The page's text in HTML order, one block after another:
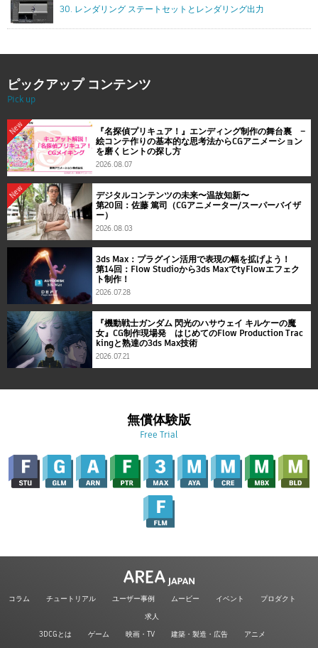
30. レンダリング ステートセットとレンダリング出力
ピックアップ コンテンツ
Pick up
New
『名探偵プリキュア！』エンディング制作の舞台裏 ―
絵コンテ作りの基本的な思考法からCGアニメーション
を磨くヒントの探し方
2026.08.07
New
デジタルコンテンツの未来〜温故知新〜
第20回：佐藤 篤司（CGアニメーター/スーパーバイザ
ー）
2026.08.03
3ds Max：プラグイン活用で表現の幅を拡げよう！
第14回：Flow Studioから3ds MaxでtyFlowエフェク
ト制作！
2026.07.28
『機動戦士ガンダム 閃光のハサウェイ キルケーの魔
女』CG制作現場発 はじめてのFlow Production Trac
kingと熟達の3ds Max技術
2026.07.21
無償体験版
Free Trial
コラム チュートリアル ユーザー事例 ムービー イベント
プロダクト
求人
3DCGとは
ゲーム 映画・TV 建築・製造・広告
アニメ